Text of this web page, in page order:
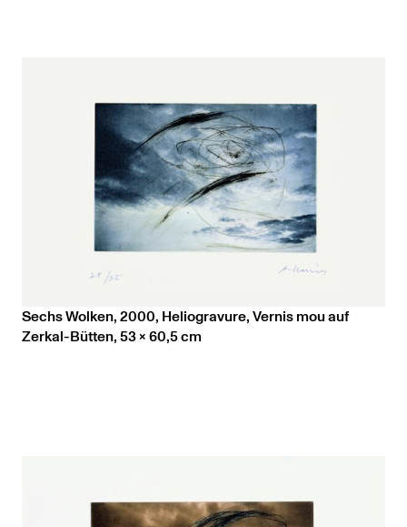
Sechs Wolken, 2000, Heliogravure, Vernis mou auf
Zerkal-Bütten, 53 x 60,5 cm